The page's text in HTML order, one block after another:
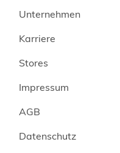
Unternehmen
Karriere
Stores
Impressum
AGB
Datenschutz